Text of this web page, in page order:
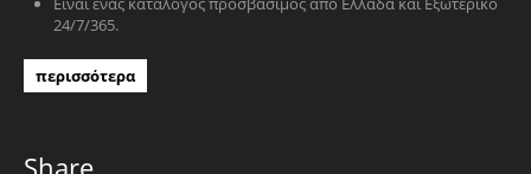
24/7/365.
περισσότερα